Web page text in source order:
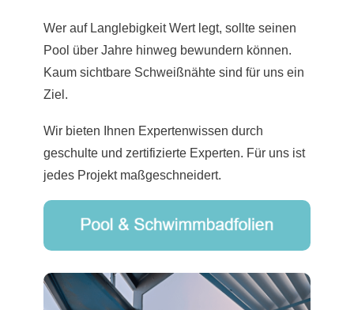
Wer auf Langlebigkeit Wert legt, sollte seinen
Pool über Jahre hinweg bewundern können.
Kaum sichtbare Schweißnähte sind für uns ein
Ziel.
Wir bieten Ihnen Expertenwissen durch
geschulte und zertifizierte Experten. Für uns ist
jedes Projekt maßgeschneidert.